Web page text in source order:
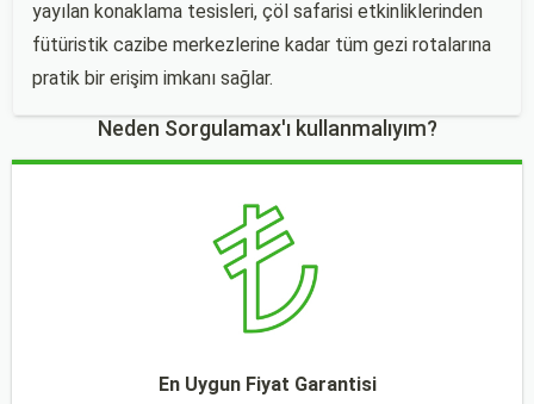
yayılan konaklama tesisleri, çöl safarisi etkinliklerinden
fütüristik cazibe merkezlerine kadar tüm gezi rotalarına
pratik bir erişim imkanı sağlar.
Neden Sorgulamax'ı kullanmalıyım?
En Uygun Fiyat Garantisi